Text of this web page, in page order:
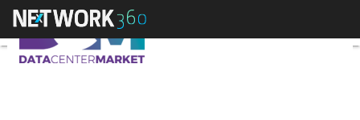
Desarrollador de software,